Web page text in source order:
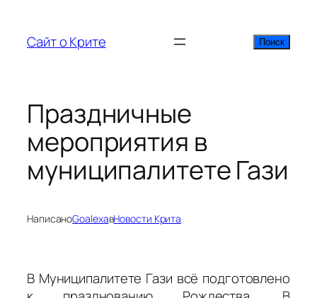
содержимому
Сайт о Крите Поиск
Поиск
Праздничные
мероприятия в
муниципалитете Гази
НаписаноGoalexaвНовости Крита
В Муниципалитете Гази всё подготовлено